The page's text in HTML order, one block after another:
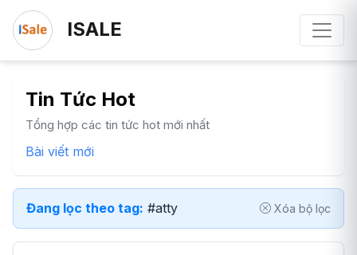
ISALE
Tin Tức Hot
Tổng hợp các tin tức hot mới nhất
Bài viết mới
Đang lọc theo tag: #atty Xóa bộ lọc